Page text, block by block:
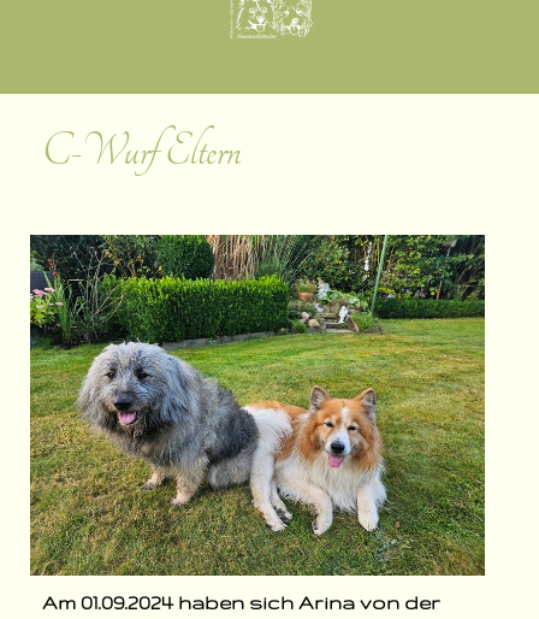
C-Wurf Eltern
Am 01.09.2024 haben sich Arina von der